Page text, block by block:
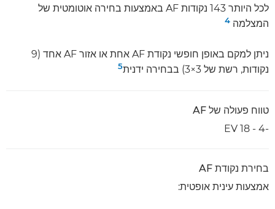
לכל היותר 143 נקודות AF באמצעות בחירה אוטומטית של
המצלמה 4
ניתן למקם באופן חופשי נקודת AF אחת או אזור AF אחד (9
נקודות, רשת של 3×3) בבחירה ידנית
5
טווח פעולה של AF
-4 - 18 EV
בחירת נקודת AF
אמצעות עינית אופטית: